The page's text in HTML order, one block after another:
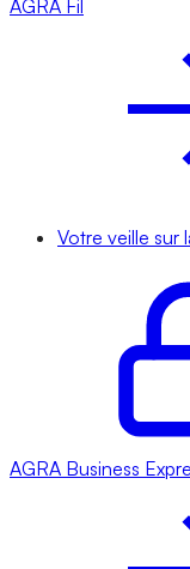
AGRA Fil
Votre veille sur
AGRA Business